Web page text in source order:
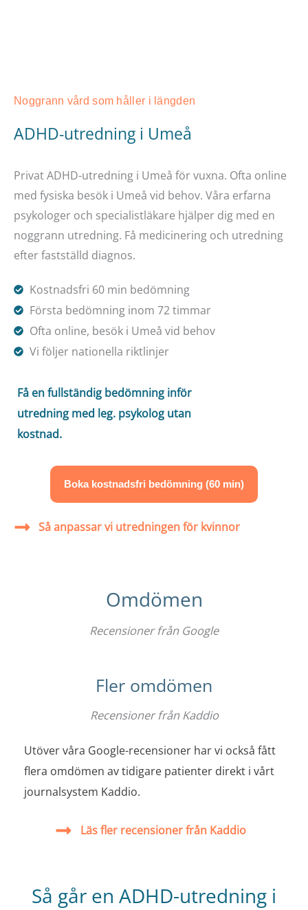
Noggrann vård som håller i längden
ADHD-utredning i Umeå
Privat ADHD-utredning i Umeå för vuxna. Ofta online
med fysiska besök i Umeå vid behov. Våra erfarna
psykologer och specialistläkare hjälper dig med en
noggrann utredning. Få medicinering och utredning
efter fastställd diagnos.
Kostnadsfri 60 min bedömning
Första bedömning inom 72 timmar
Ofta online, besök i Umeå vid behov
Vi följer nationella riktlinjer
Få en fullständig bedömning inför
utredning med leg. psykolog utan
kostnad.
Boka kostnadsfri bedömning (60 min)
Så anpassar vi utredningen för kvinnor
Omdömen
Recensioner från Google
Fler omdömen
Recensioner från Kaddio
Utöver våra Google-recensioner har vi också fått
flera omdömen av tidigare patienter direkt i vårt
journalsystem Kaddio.
Läs fler recensioner från Kaddio
Så går en ADHD-utredning i